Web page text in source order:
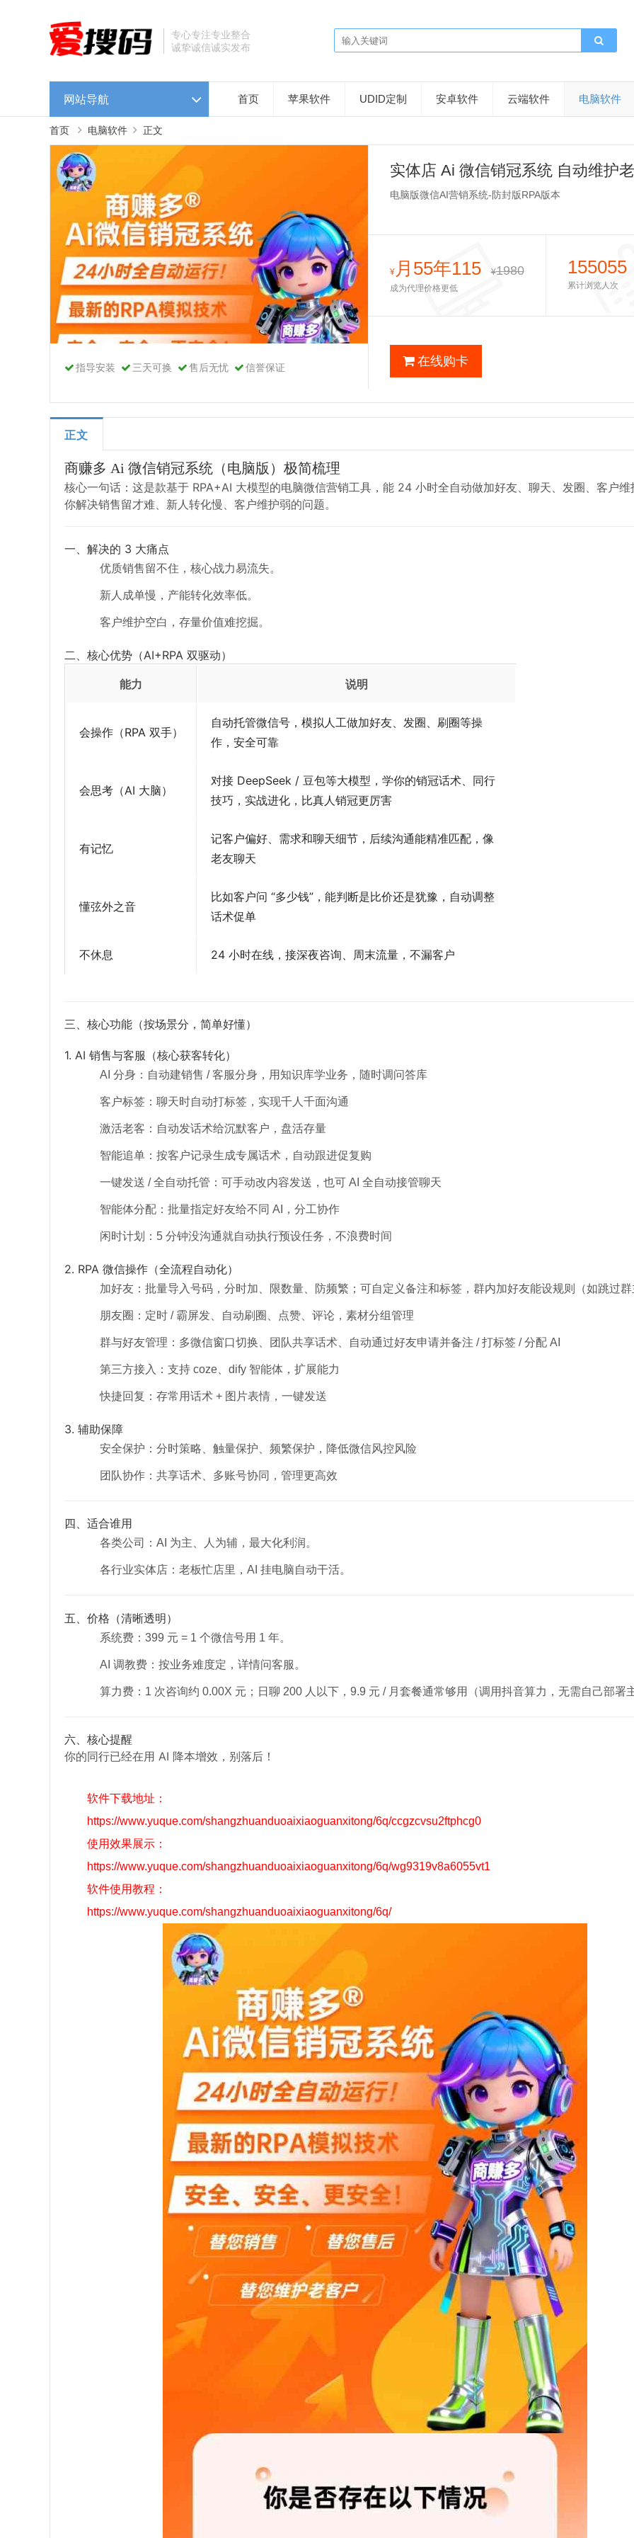
专心专注专业整合
诚挚诚信诚实发布
网站导航 首页 苹果软件 UDID定制 安卓软件 云端软件 电脑软件
首页 电脑软件 正文
指导安装 三天可换 售后无忧 信誉保证
实体店 Ai 微信销冠系统 自动维护
电脑版微信AI营销系统-防封版RPA版本
¥月55年115 ¥1980
成为代理价格更低
155055
累计浏览人次
在线购卡
正文
商赚多 Ai 微信销冠系统（电脑版）极简梳理
核心一句话：这是款基于 RPA+AI 大模型的电脑微信营销工具，能 24 小时全自动做加好友、聊天、发圈、客户维
你解决销售留才难、新人转化慢、客户维护弱的问题。
一、解决的 3 大痛点
优质销售留不住，核心战力易流失。
新人成单慢，产能转化效率低。
客户维护空白，存量价值难挖掘。
二、核心优势（AI+RPA 双驱动）
能力 说明
会操作（RPA 双手）
自动托管微信号，模拟人工做加好友、发圈、刷圈等操
作，安全可靠
会思考（AI 大脑）
对接 DeepSeek / 豆包等大模型，学你的销冠话术、同行
技巧，实战进化，比真人销冠更厉害
有记忆
记客户偏好、需求和聊天细节，后续沟通能精准匹配，像
老友聊天
懂弦外之音
比如客户问 “多少钱”，能判断是比价还是犹豫，自动调整
话术促单
不休息 24 小时在线，接深夜咨询、周末流量，不漏客户
三、核心功能（按场景分，简单好懂）
1. AI 销售与客服（核心获客转化）
AI 分身：自动建销售 / 客服分身，用知识库学业务，随时调问答库
客户标签：聊天时自动打标签，实现千人千面沟通
激活老客：自动发话术给沉默客户，盘活存量
智能追单：按客户记录生成专属话术，自动跟进促复购
一键发送 / 全自动托管：可手动改内容发送，也可 AI 全自动接管聊天
智能体分配：批量指定好友给不同 AI，分工协作
闲时计划：5 分钟没沟通就自动执行预设任务，不浪费时间
2. RPA 微信操作（全流程自动化）
加好友：批量导入号码，分时加、限数量、防频繁；可自定义备注和标签，群内加好友能设规则（如跳过群
朋友圈：定时 / 霸屏发、自动刷圈、点赞、评论，素材分组管理
群与好友管理：多微信窗口切换、团队共享话术、自动通过好友申请并备注 / 打标签 / 分配 AI
第三方接入：支持 coze、dify 智能体，扩展能力
快捷回复：存常用话术 + 图片表情，一键发送
3. 辅助保障
安全保护：分时策略、触量保护、频繁保护，降低微信风控风险
团队协作：共享话术、多账号协同，管理更高效
四、适合谁用
各类公司：AI 为主、人为辅，最大化利润。
各行业实体店：老板忙店里，AI 挂电脑自动干活。
五、价格（清晰透明）
系统费：399 元 = 1 个微信号用 1 年。
AI 调教费：按业务难度定，详情问客服。
算力费：1 次咨询约 0.00X 元；日聊 200 人以下，9.9 元 / 月套餐通常够用（调用抖音算力，无需自己部署
六、核心提醒
你的同行已经在用 AI 降本增效，别落后！
软件下载地址：
https://www.yuque.com/shangzhuanduoaixiaoguanxitong/6q/ccgzcvsu2ftphcg0
使用效果展示：
https://www.yuque.com/shangzhuanduoaixiaoguanxitong/6q/wg9319v8a6055vt1
软件使用教程：
https://www.yuque.com/shangzhuanduoaixiaoguanxitong/6q/